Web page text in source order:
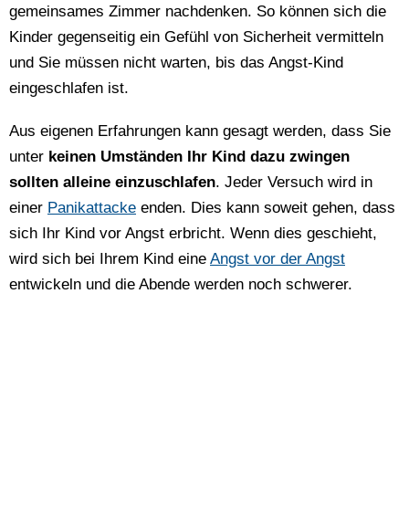
gemeinsames Zimmer nachdenken. So können sich die
Kinder gegenseitig ein Gefühl von Sicherheit vermitteln
und Sie müssen nicht warten, bis das Angst-Kind
eingeschlafen ist.
Aus eigenen Erfahrungen kann gesagt werden, dass Sie
unter keinen Umständen Ihr Kind dazu zwingen
sollten alleine einzuschlafen. Jeder Versuch wird in
einer Panikattacke enden. Dies kann soweit gehen, dass
sich Ihr Kind vor Angst erbricht. Wenn dies geschieht,
wird sich bei Ihrem Kind eine Angst vor der Angst
entwickeln und die Abende werden noch schwerer.